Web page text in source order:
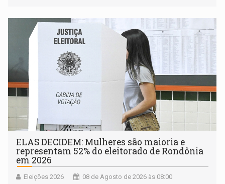
ELAS DECIDEM: Mulheres são maioria e
representam 52% do eleitorado de Rondônia
em 2026
Eleições 2026 08 de Agosto de 2026 às 08:00